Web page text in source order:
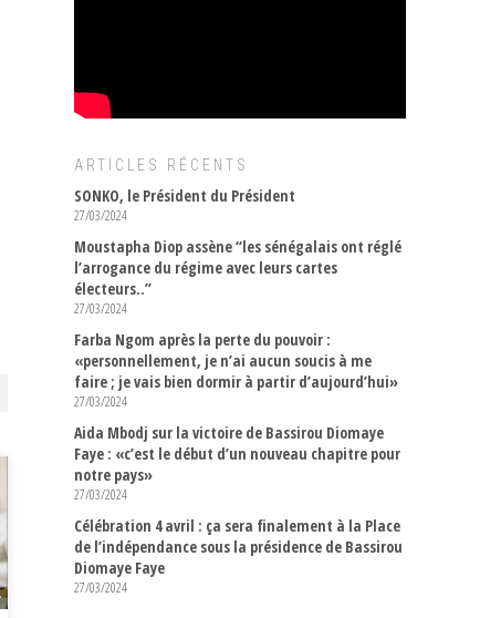
ARTICLES RÉCENTS
SONKO, le Président du Président
27/03/2024
Moustapha Diop assène “les sénégalais ont réglé
l’arrogance du régime avec leurs cartes
électeurs..”
27/03/2024
Farba Ngom après la perte du pouvoir :
«personnellement, je n’ai aucun soucis à me
faire ; je vais bien dormir à partir d’aujourd’hui»
27/03/2024
Aida Mbodj sur la victoire de Bassirou Diomaye
Faye : «c’est le début d’un nouveau chapitre pour
notre pays»
27/03/2024
Célébration 4 avril : ça sera finalement à la Place
de l’indépendance sous la présidence de Bassirou
Diomaye Faye
27/03/2024